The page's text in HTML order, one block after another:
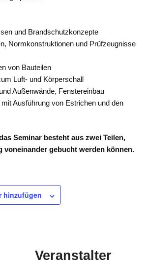
und Brandschutzkonzepte
Normkonstruktionen und Prüfzeugnisse
von Bauteilen
Luft- und Körperschall
Außenwände, Fenstereinbau
Ausführung von Estrichen und den
Seminar besteht aus zwei Teilen,
voneinander gebucht werden können.
hinzufügen
Veranstalter